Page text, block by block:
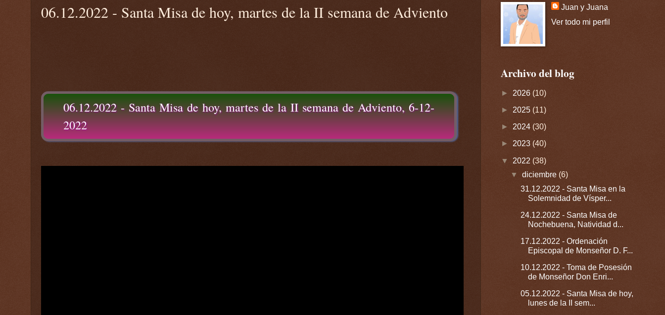
06.12.2022 - Santa Misa de hoy, martes de la II semana de Adviento
06.12.2022 - Santa Misa de hoy, martes de la II semana de Adviento, 6-12-
2022
Juan y Juana
Ver todo mi perfil
Archivo del blog
► 2026 (10)
► 2025 (11)
► 2024 (30)
► 2023 (40)
▼ 2022 (38)
▼diciembre (6)
31.12.2022 - Santa Misa en la
Solemnidad de Vísper...
24.12.2022 - Santa Misa de
Nochebuena, Natividad d...
17.12.2022 - Ordenación
Episcopal de Monseñor D. F...
10.12.2022 - Toma de Posesión
de Monseñor Don Enri...
05.12.2022 - Santa Misa de hoy,
lunes de la II sem...